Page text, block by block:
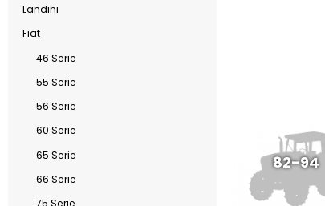
Landini
Fiat
46 Serie
55 Serie
56 Serie
60 Serie
65 Serie
66 Serie
82-94